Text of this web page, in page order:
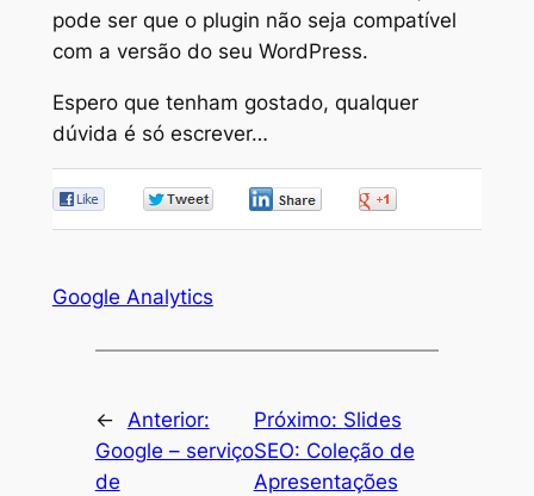
pode ser que o plugin não seja compatível
com a versão do seu WordPress.
Espero que tenham gostado, qualquer
dúvida é só escrever…
Google Analytics
← Anterior:
Google – serviço
de
Próximo: Slides
SEO: Coleção de
Apresentações